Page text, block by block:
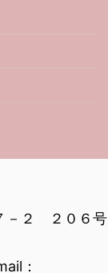
－２ ２０６号
：